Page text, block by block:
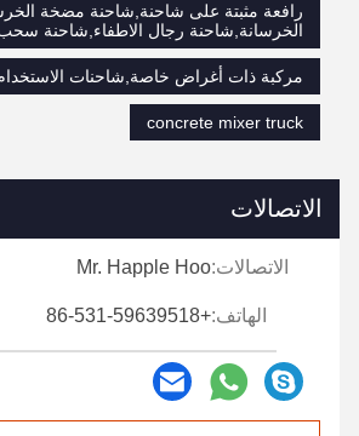
رافعة مثبتة على شاحنة,شاحنة مضخة
الخرسانة,شاحنة رجال الاطفاء,شاحنة
مركبة ذات أغراض خاصة,شاحنات
concrete mixer truck
الاتصالات
الاتصالات:Mr. Happle Hoo
الهاتف:+86-531-59639518